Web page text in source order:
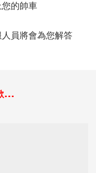
的帥車
員將會為您解答
...